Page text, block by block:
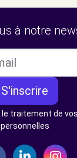
à notre
S'inscrire
traitement de
personnelles